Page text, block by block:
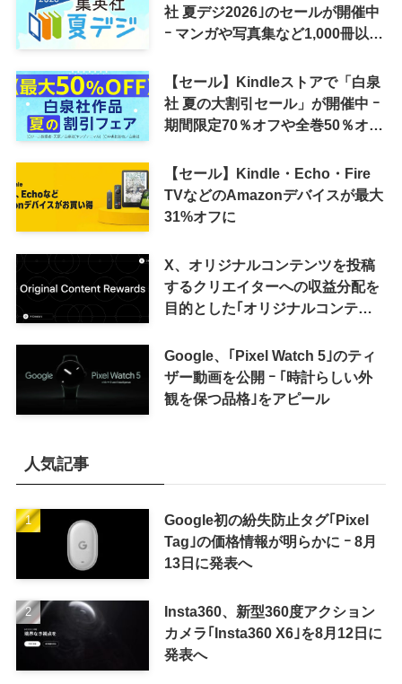
社 夏デジ2026｣のセールが開催中
ｰ マンガや写真集など1,000冊以上
【セール】Kindleストアで「白泉
社 夏の大割引セール」が開催中 ｰ
期間限定70％オフや全巻50％オフ
【セール】Kindle・Echo・Fire
TVなどのAmazonデバイスが最大
31%オフに
X、オリジナルコンテンツを投稿
するクリエイターへの収益分配を
目的とした｢オリジナルコンテン
来の｢収益分配｣は廃止
Google、｢Pixel Watch 5｣のティ
ザー動画を公開 ｰ ｢時計らしい外
観を保つ品格｣をアピール
人気記事
Google初の紛失防止タグ｢Pixel
Tag｣の価格情報が明らかに ｰ 8月
13日に発表へ
Insta360、新型360度アクション
カメラ｢Insta360 X6｣を8月12日に
発表へ